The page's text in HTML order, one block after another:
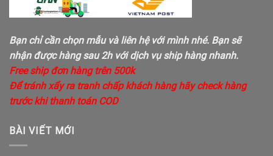
Bạn chỉ cần chọn mẫu và liên hệ với mình nhé. Bạn sẽ
nhận được hàng sau 2h với dịch vụ ship hàng nhanh.
Free ship đơn hàng trên 500k
Để tránh xẩy ra tranh chấp khách hàng hãy check hàng
trước khi thanh toán COD
BÀI VIẾT MỚI